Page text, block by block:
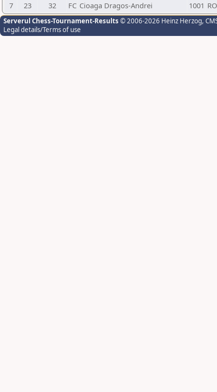
7
23 32 FC Cioaga Dragos-Andrei 1001
Serverul Chess-Tournament-Results © 2006-2026 Heinz Herzog,
Legal details/Terms of use